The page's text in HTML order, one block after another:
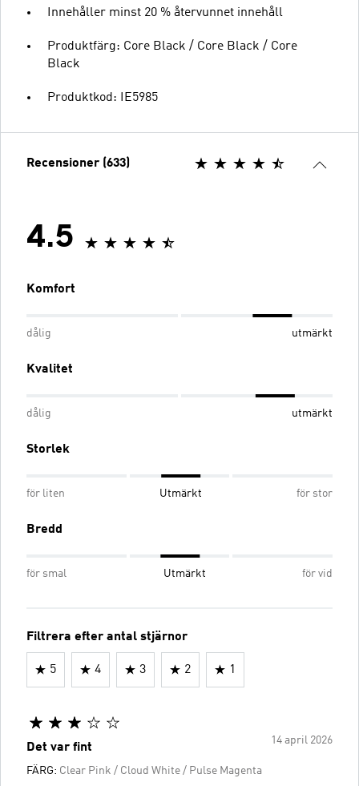
Innehåller minst 20 % återvunnet innehåll
Produktfärg: Core Black / Core Black / Core
Black
Produktkod: IE5985
Recensioner (633)
4.5
Komfort
dålig utmärkt
Kvalitet
dålig utmärkt
Storlek
för liten Utmärkt för stor
Bredd
för smal Utmärkt för vid
Filtrera efter antal stjärnor
5 4 3 2 1
14 april 2026
Det var fint
FÄRG: Clear Pink / Cloud White / Pulse Magenta